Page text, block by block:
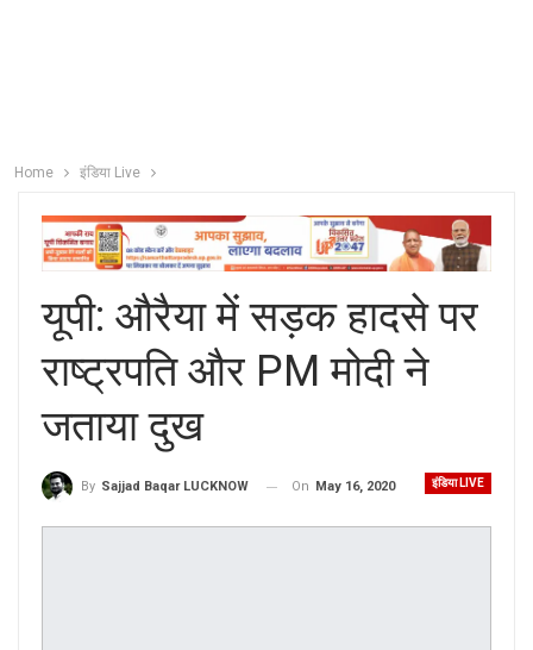
Home इंडिया Live
यूपी: औरैया में सड़क हादसे पर
राष्ट्रपति और PM मोदी ने
जताया दुख
इंडिया LIVE
By Sajjad Baqar LUCKNOW On May 16, 2020